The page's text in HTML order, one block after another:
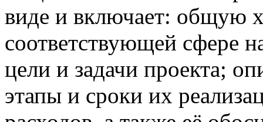
виде и включает: общую
соответствующей сфере
цели и задачи проекта;
этапы и сроки их